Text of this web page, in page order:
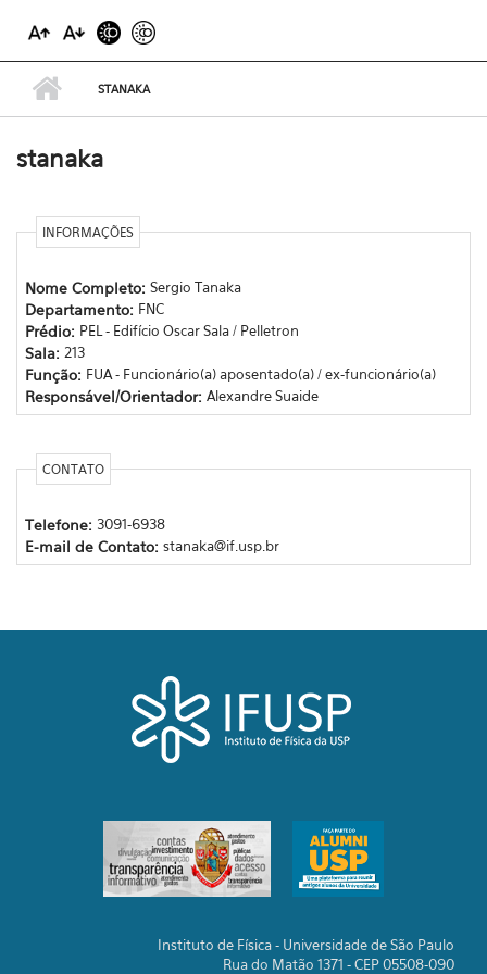
STANAKA
stanaka
INFORMAÇÕES
Nome Completo: Sergio Tanaka
Departamento: FNC
Prédio: PEL - Edifício Oscar Sala / Pelletron
Sala: 213
Função: FUA - Funcionário(a) aposentado(a) / ex-funcionário(a)
Responsável/Orientador: Alexandre Suaide
CONTATO
Telefone: 3091-6938
E-mail de Contato: stanaka@if.usp.br
Instituto de Física - Universidade de São Paulo
Rua do Matão 1371 - CEP 05508-090